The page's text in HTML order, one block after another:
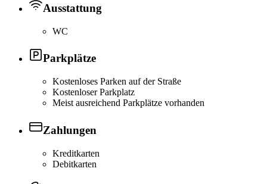
Ausstattung
WC
Parkplätze
Kostenloses Parken auf der Straße
Kostenloser Parkplatz
Meist ausreichend Parkplätze vorhanden
Zahlungen
Kreditkarten
Debitkarten